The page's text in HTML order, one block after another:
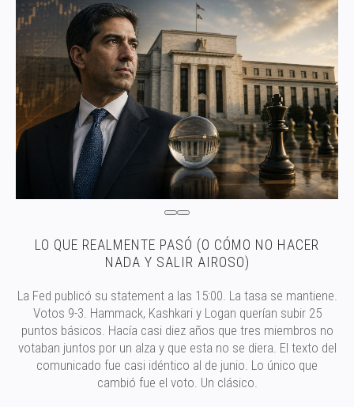
LO QUE REALMENTE PASÓ (O CÓMO NO HACER
NADA Y SALIR AIROSO)
La Fed publicó su statement a las 15:00. La tasa se mantiene.
Votos 9-3. Hammack, Kashkari y Logan querían subir 25
puntos básicos. Hacía casi diez años que tres miembros no
votaban juntos por un alza y que esta no se diera. El texto del
comunicado fue casi idéntico al de junio. Lo único que
cambió fue el voto. Un clásico.